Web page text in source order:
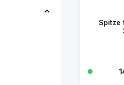
Spitze